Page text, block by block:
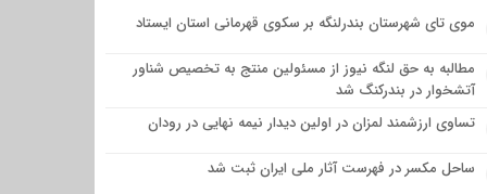
موی تای شهرستان بندرلنگه بر سکوی قهرمانی استان ایستاد
مطالبه به حق لنگه نیوز از مسئولین منتج به تخصیص شناور
آتشخوار در بندرکنگ شد
تساوی ارزشمند لمزان در اولین دیدار نیمه نهایی در رودان
ساحل مکسر در فهرست آثار ملی ایران ثبت شد